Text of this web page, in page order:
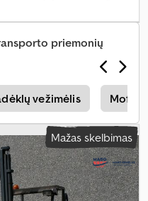
priemonių
vežimėlis
Mažas skelbimas